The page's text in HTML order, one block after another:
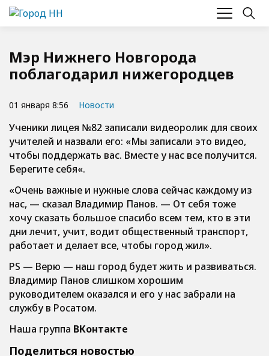
Мэр Нижнего Новгорода
поблагодарил нижегородцев
01 января 8:56 Новости
Ученики лицея №82 записали видеоролик для своих
учителей и назвали его: «Мы записали это видео,
чтобы поддержать вас. Вместе у нас все получится.
Берегите себя«.
«Очень важные и нужные слова сейчас каждому из
нас, — сказал Владимир Панов. — От себя тоже
хочу сказать большое спасибо всем тем, кто в эти
дни лечит, учит, водит общественный транспорт,
работает и делает все, чтобы город жил».
PS — Верю — наш город будет жить и развиваться.
Владимир Панов слишком хорошим
руководителем оказался и его у нас забрали на
службу в Росатом.
Наша группа ВКонтакте
Поделиться новостью